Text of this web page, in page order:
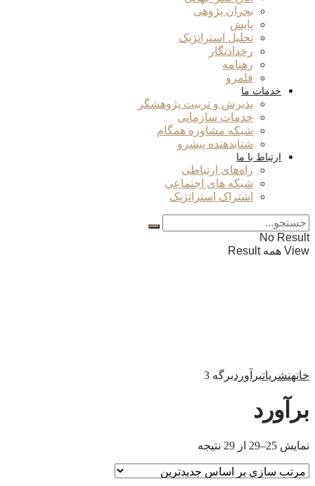
بحران پژوهی
پایش
تحلیل استراتژیک
رخدادنگار
رهنامه
قلمرو
خدمات ما
پذیرش و تربیت پژوهشگر
خدمات سازمانی
شبکه مشاوره همگام
شتابدهنده پیشرو
ارتباط با ما
راه‌های ارتباطی
شبکه های اجتماعی
اشتراک استراتژیک
No Result
View همه Result
خانهنشریاتبرآوردبرگه 3
برآورد
نمایش 25–29 از 29 نتیجه
latest